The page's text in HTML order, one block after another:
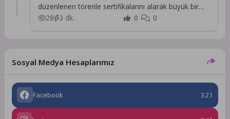
düzenlenen törenle sertifikalarını alarak büyük bir
mutluluk yaşadı.
28 3 dk. 0 0
Sosyal Medya Hesaplarımız
Facebook 321